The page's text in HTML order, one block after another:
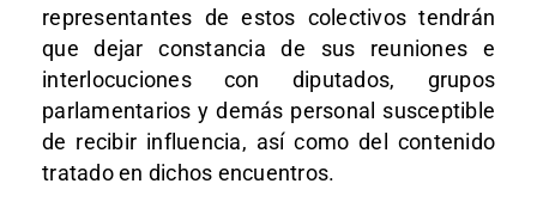
representantes de estos colectivos tendrán
que dejar constancia de sus reuniones e
interlocuciones con diputados, grupos
parlamentarios y demás personal susceptible
de recibir influencia, así como del contenido
tratado en dichos encuentros.